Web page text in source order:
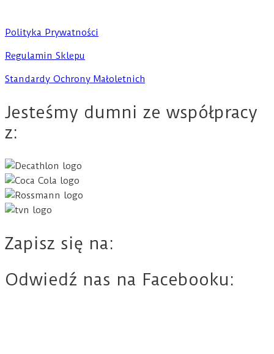
Polityka Prywatności
Regulamin Sklepu
Standardy Ochrony Małoletnich
Jesteśmy dumni ze współpracy
z:
Zapisz się na:
Odwiedź nas na Facebooku: